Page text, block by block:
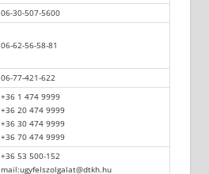
06-30-507-5600
06-62-56-58-81
06-77-421-622
+36 1 474 9999
+36 20 474 9999
+36 30 474 9999
+36 70 474 9999
+36 53 500-152
mail:ugyfelszolgalat@dtkh.hu